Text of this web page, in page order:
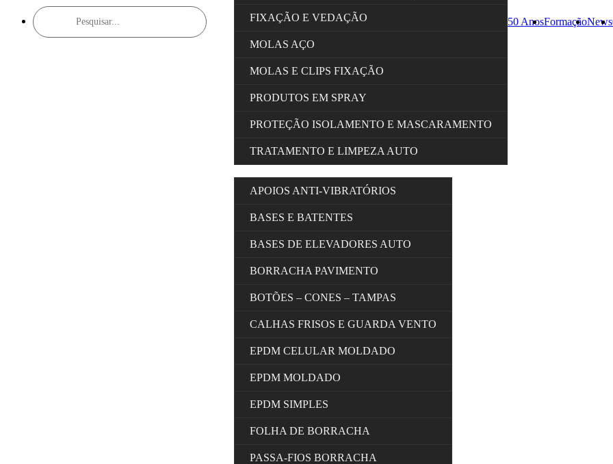
Products
search
FIXAÇÃO E VEDAÇÃO
MOLAS AÇO
MOLAS E CLIPS FIXAÇÃO
PRODUTOS EM SPRAY
PROTEÇÃO ISOLAMENTO E MASCARAMENTO
TRATAMENTO E LIMPEZA AUTO
APOIOS ANTI-VIBRATÓRIOS
BASES E BATENTES
BASES DE ELEVADORES AUTO
BORRACHA PAVIMENTO
BOTÕES – CONES – TAMPAS
CALHAS FRISOS E GUARDA VENTO
EPDM CELULAR MOLDADO
EPDM MOLDADO
EPDM SIMPLES
FOLHA DE BORRACHA
PASSA-FIOS BORRACHA
50 AnosFormaçãoNews